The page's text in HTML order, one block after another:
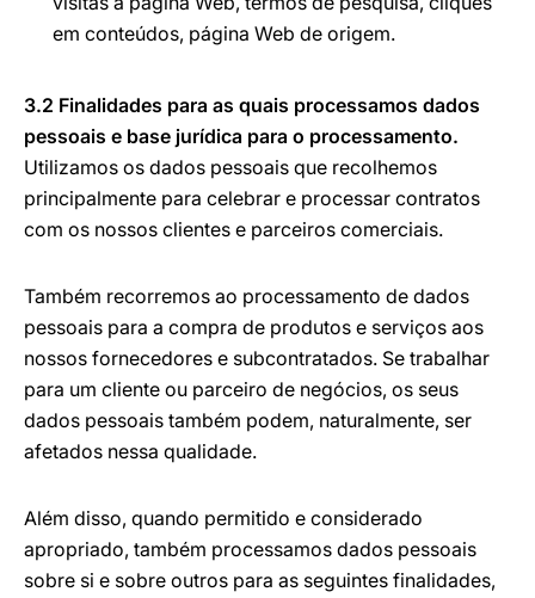
em conteúdos, página Web de origem.
3.2 Finalidades para as quais processamos dados
pessoais e base jurídica para o processamento.
Utilizamos os dados pessoais que recolhemos
principalmente para celebrar e processar contratos
com os nossos clientes e parceiros comerciais.
Também recorremos ao processamento de dados
pessoais para a compra de produtos e serviços aos
nossos fornecedores e subcontratados. Se trabalhar
para um cliente ou parceiro de negócios, os seus
dados pessoais também podem, naturalmente, ser
afetados nessa qualidade.
Além disso, quando permitido e considerado
apropriado, também processamos dados pessoais
sobre si e sobre outros para as seguintes finalidades,